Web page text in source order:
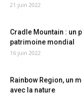
21 juin 2022
Cradle Mountain : un
patrimoine mondial
16 juin 2022
Rainbow Region, un
avec la nature